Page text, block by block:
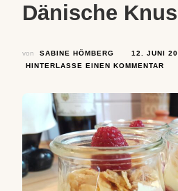
Dänische
von SABINE HÖMBERG
12. JUNI
HINTERLASSE EINEN KOMMENTAR